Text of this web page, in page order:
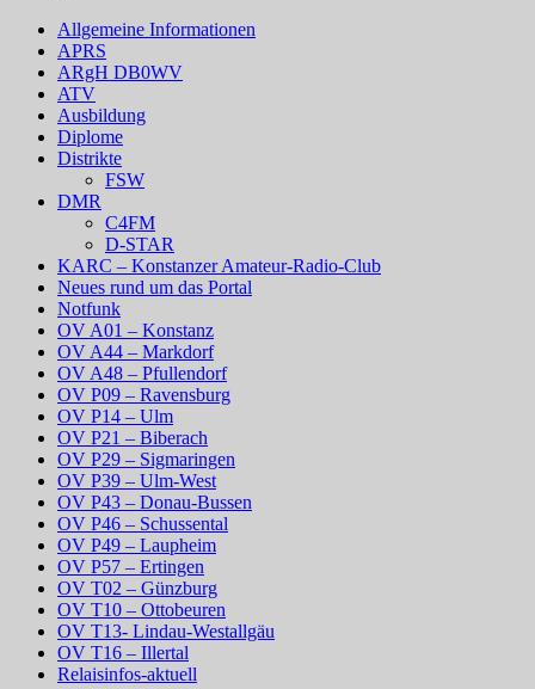
Allgemeine Informationen
APRS
ARgH DB0WV
ATV
Ausbildung
Diplome
Distrikte
FSW
DMR
C4FM
D-STAR
KARC – Konstanzer Amateur-Radio-Club
Neues rund um das Portal
Notfunk
OV A01 – Konstanz
OV A44 – Markdorf
OV A48 – Pfullendorf
OV P09 – Ravensburg
OV P14 – Ulm
OV P21 – Biberach
OV P29 – Sigmaringen
OV P39 – Ulm-West
OV P43 – Donau-Bussen
OV P46 – Schussental
OV P49 – Laupheim
OV P57 – Ertingen
OV T02 – Günzburg
OV T10 – Ottobeuren
OV T13- Lindau-Westallgäu
OV T16 – Illertal
Relaisinfos-aktuell